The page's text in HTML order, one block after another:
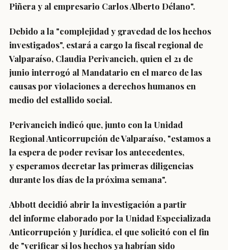
Piñera y al empresario Carlos Alberto Délano".
Debido a la "complejidad y gravedad de los hechos
investigados", estará a cargo la fiscal regional de
Valparaíso, Claudia Perivancich, quien el 21 de
junio interrogó al Mandatario en el marco de las
causas por violaciones a derechos humanos en
medio del estallido social.
Perivancich indicó que, junto con la Unidad
Regional Anticorrupción de Valparaíso, "estamos a
la espera de poder revisar los antecedentes,
y esperamos decretar las primeras diligencias
durante los días de la próxima semana".
Abbott decidió abrir la investigación a partir
del informe elaborado por la Unidad Especializada
Anticorrupción y Jurídica, el que solicitó con el fin
de "verificar si los hechos ya habrían sido